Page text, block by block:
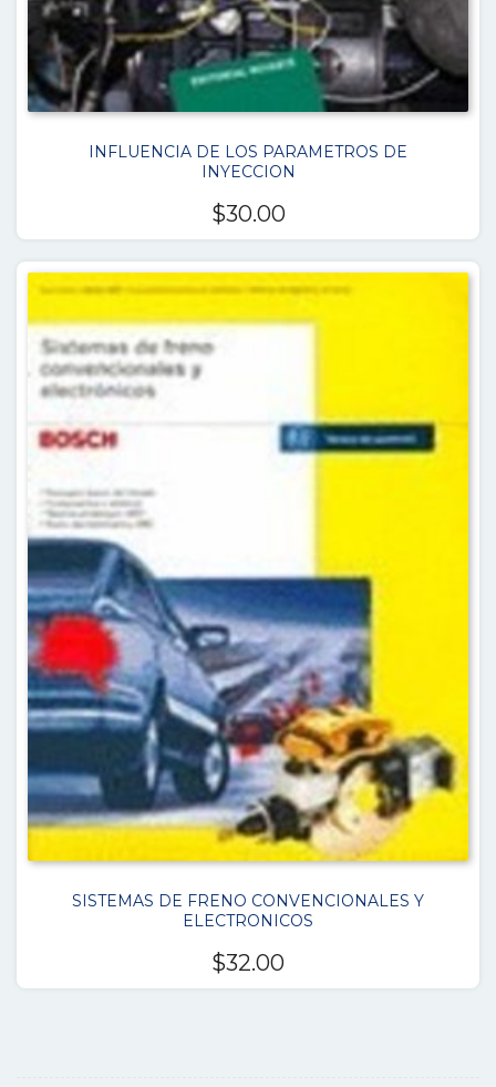
INFLUENCIA DE LOS PARAMETROS DE
INYECCION
$30.00
SISTEMAS DE FRENO CONVENCIONALES Y
ELECTRONICOS
$32.00